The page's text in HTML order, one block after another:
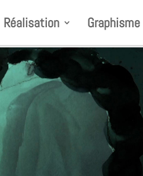
Réalisation Graphisme